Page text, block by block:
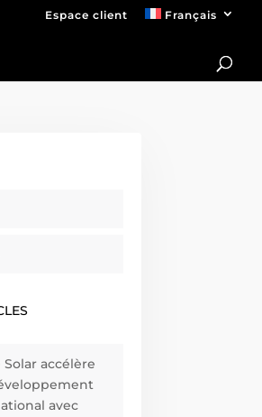
Espace client Français
accélère
avec